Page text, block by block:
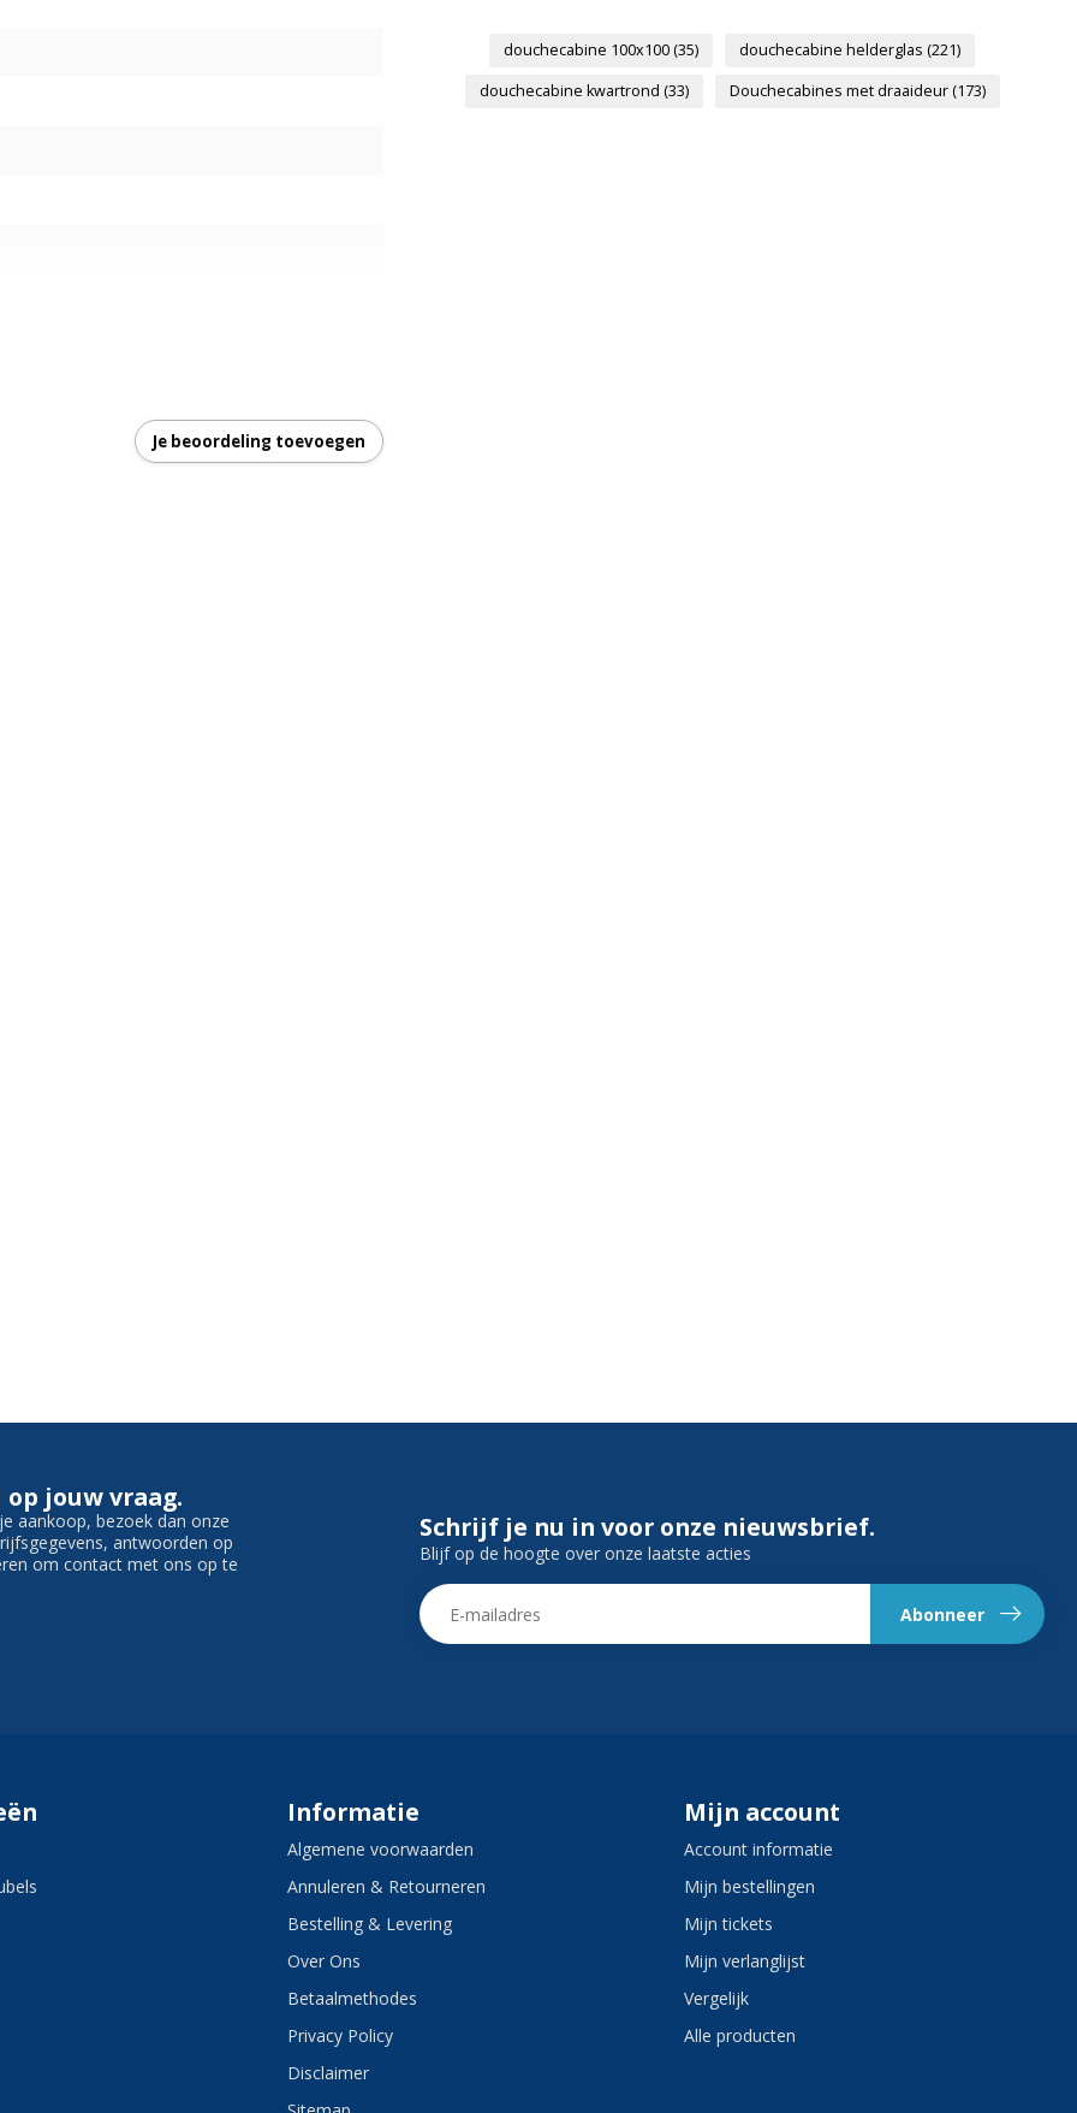
Je beoordeling toevoegen
douchecabine 100x100(35) douchecabine helderglas (221)
douchecabine kwartrond (33) Douchecabines met draaideur(173)
jouw vraag.
aankoop, bezoek dan onze
antwoorden op
om contact met ons op te
Schrijf je nu in voor onze nieuwsbrief.
Blijf op de hoogte over onze laatste acties
Abonneer
Informatie
Algemene voorwaarden
Annuleren & Retourneren
Bestelling & Levering
Over Ons
Betaalmethodes
Privacy Policy
Disclaimer
Mijn account
Account informatie
Mijn bestellingen
Mijn tickets
Mijn verlanglijst
Vergelijk
Alle producten